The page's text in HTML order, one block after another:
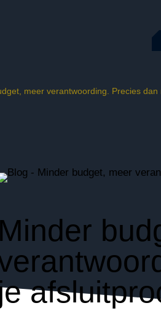
meer verantwoording. Precies
Minder